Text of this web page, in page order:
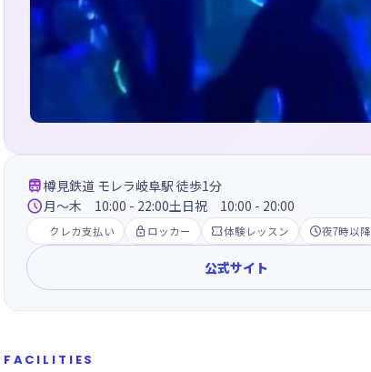
樽見鉄道 モレラ岐阜駅 徒歩1分
月～木 10:00 - 22:00土日祝 10:00 - 20:00
クレカ支払い ロッカー 体験レッスン 夜7時以降
公式サイト
FACILITIES